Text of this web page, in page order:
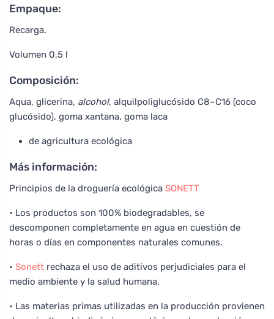
Empaque:
Recarga.
Volumen 0,5 l
Composición:
Aqua, glicerina, alcohol, alquilpoliglucósido C8–C16 (coco
glucósido), goma xantana, goma laca
de agricultura ecológica
Más información:
Principios de la droguería ecológica SONETT
• Los productos son 100% biodegradables, se
descomponen completamente en agua en cuestión de
horas o días en componentes naturales comunes.
• Sonett rechaza el uso de aditivos perjudiciales para el
medio ambiente y la salud humana.
• Las materias primas utilizadas en la producción provienen